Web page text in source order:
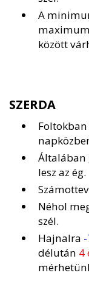
A
között
SZERDA
Általában
lesz az ég.
Néhol
szél.
Hajnalra
délután 4